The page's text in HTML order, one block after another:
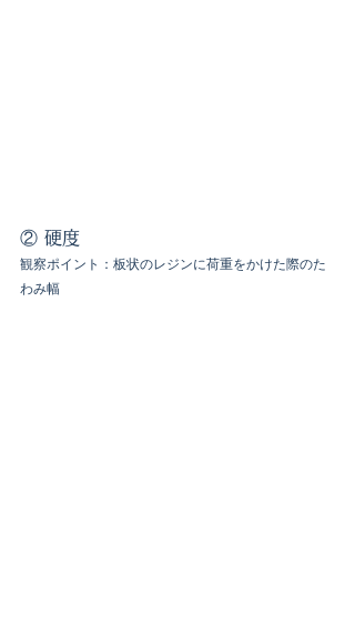
② 硬度
観察ポイント：板状のレジンに荷重をかけた際のた
わみ幅